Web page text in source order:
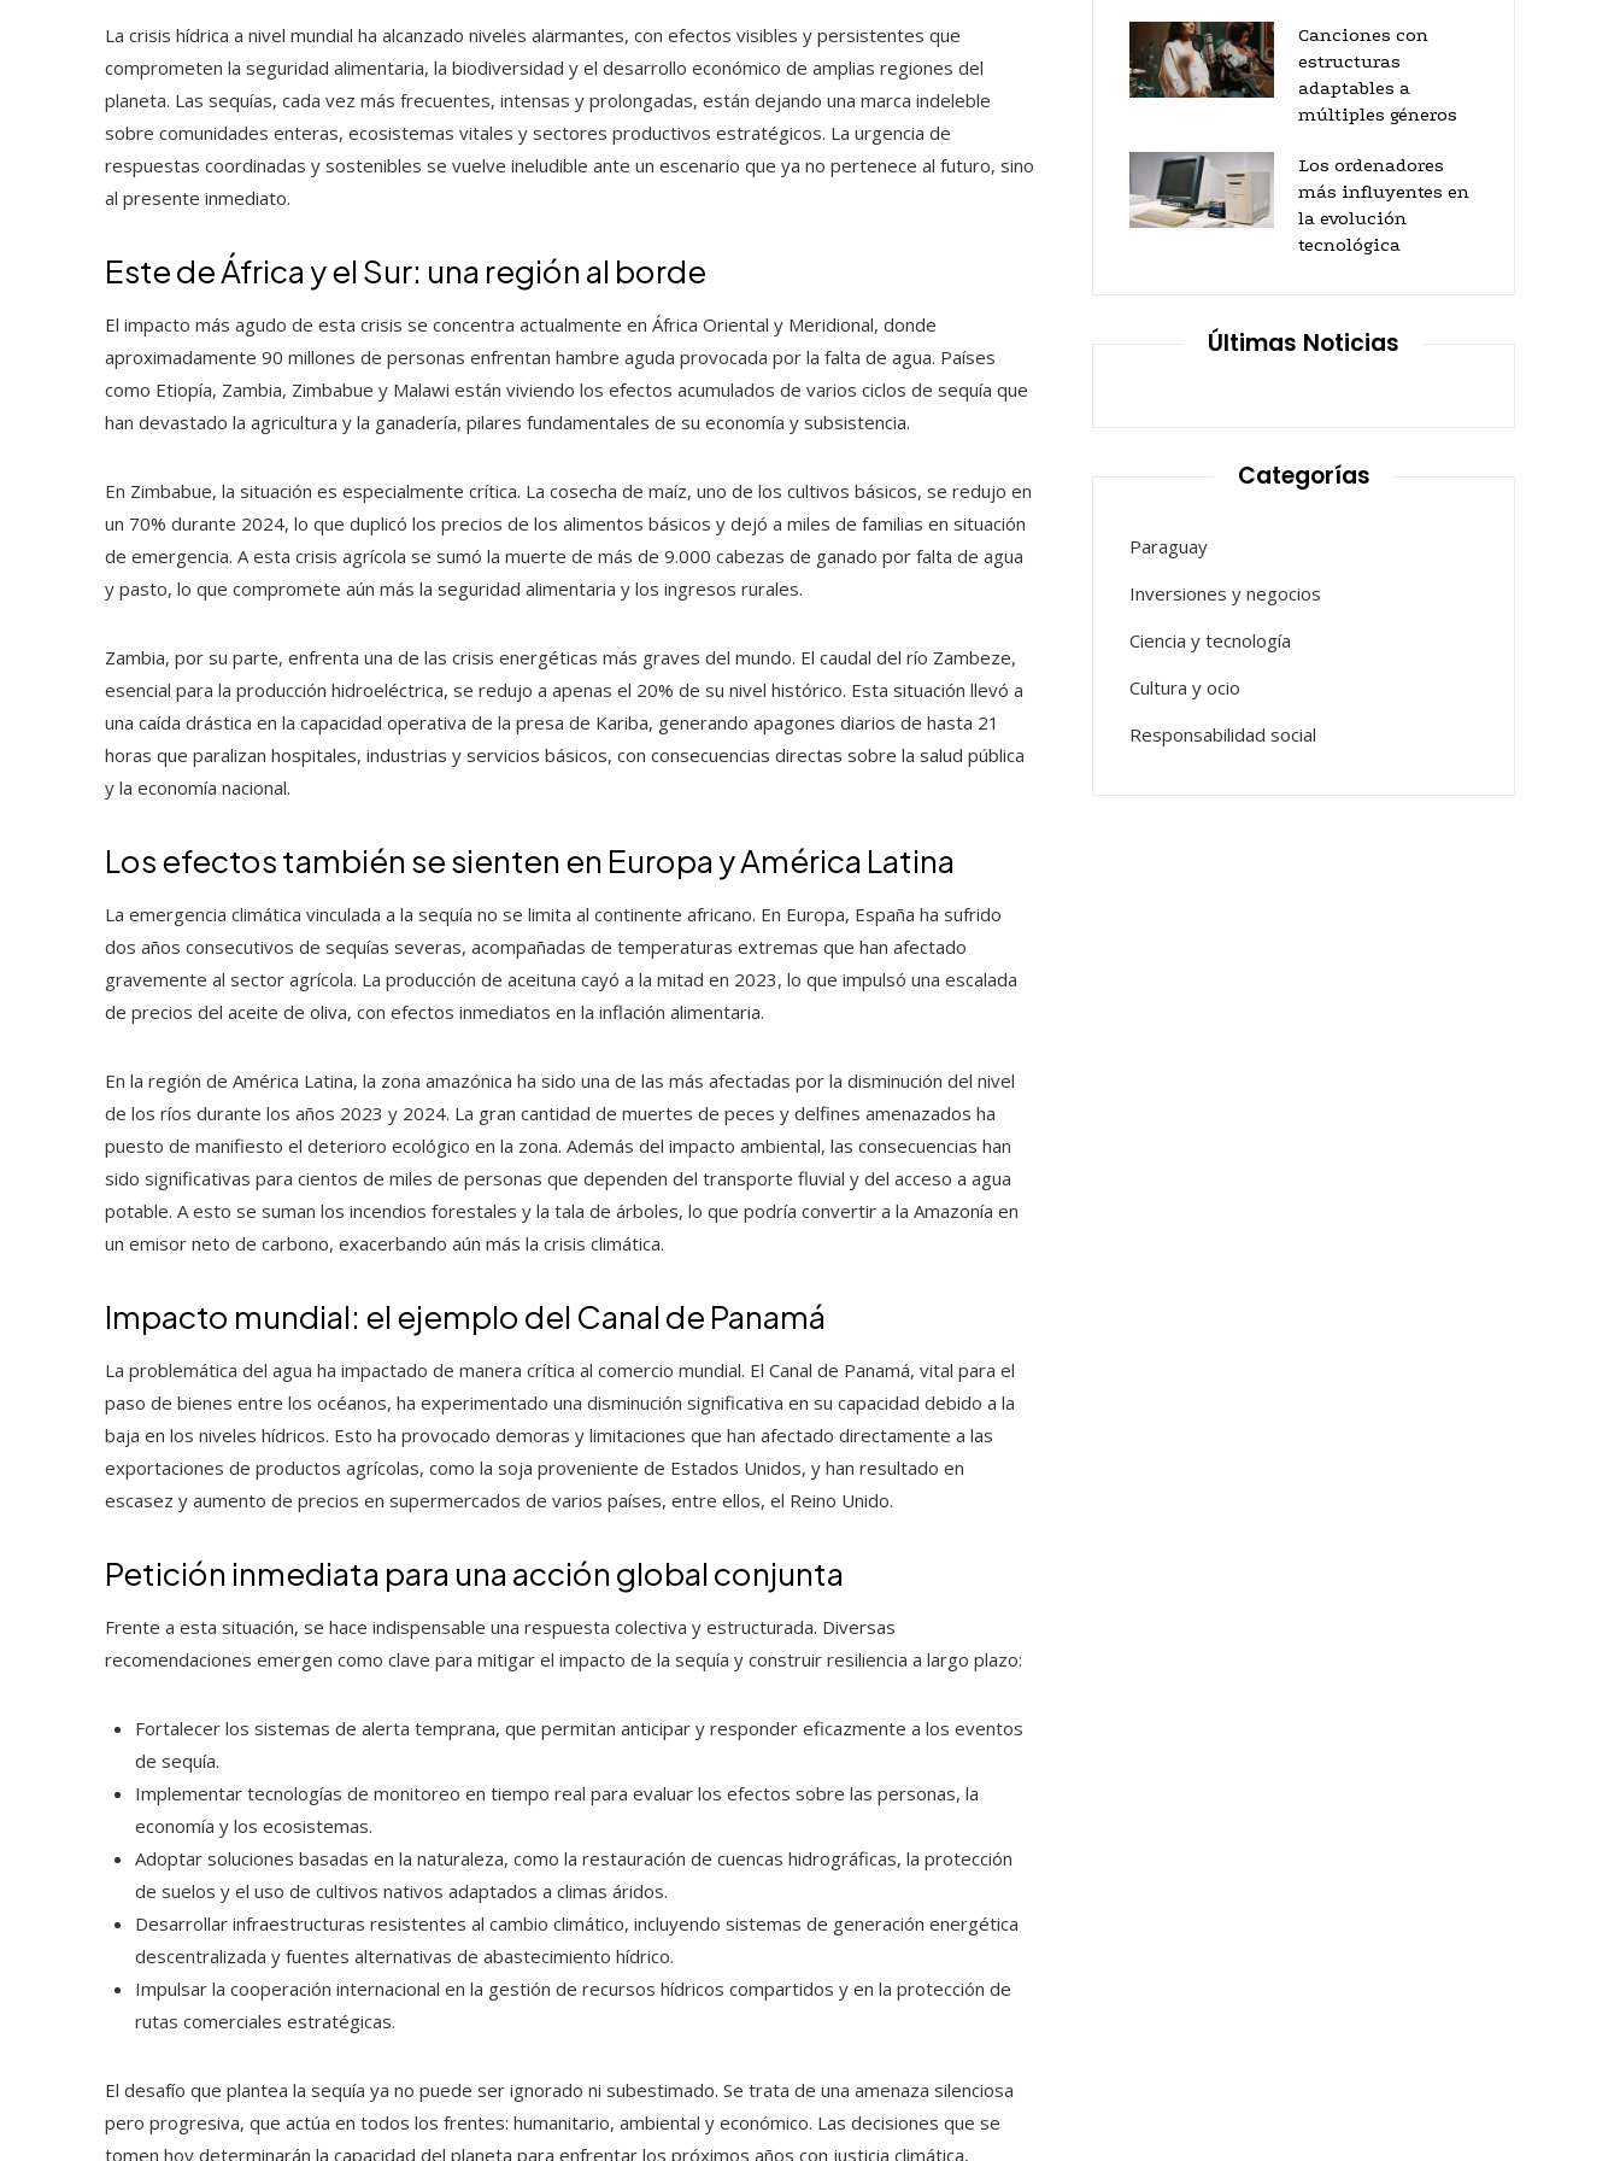
La crisis hídrica a nivel mundial ha alcanzado niveles alarmantes, con efectos visibles y persistentes que
comprometen la seguridad alimentaria, la biodiversidad y el desarrollo económico de amplias regiones del
planeta. Las sequías, cada vez más frecuentes, intensas y prolongadas, están dejando una marca indeleble
sobre comunidades enteras, ecosistemas vitales y sectores productivos estratégicos. La urgencia de
respuestas coordinadas y sostenibles se vuelve ineludible ante un escenario que ya no pertenece al futuro, sino
al presente inmediato.
Este de África y el Sur: una región al borde
El impacto más agudo de esta crisis se concentra actualmente en África Oriental y Meridional, donde
aproximadamente 90 millones de personas enfrentan hambre aguda provocada por la falta de agua. Países
como Etiopía, Zambia, Zimbabue y Malawi están viviendo los efectos acumulados de varios ciclos de sequía que
han devastado la agricultura y la ganadería, pilares fundamentales de su economía y subsistencia.
En Zimbabue, la situación es especialmente crítica. La cosecha de maíz, uno de los cultivos básicos, se redujo en
un 70% durante 2024, lo que duplicó los precios de los alimentos básicos y dejó a miles de familias en situación
de emergencia. A esta crisis agrícola se sumó la muerte de más de 9.000 cabezas de ganado por falta de agua
y pasto, lo que compromete aún más la seguridad alimentaria y los ingresos rurales.
Zambia, por su parte, enfrenta una de las crisis energéticas más graves del mundo. El caudal del río Zambeze,
esencial para la producción hidroeléctrica, se redujo a apenas el 20% de su nivel histórico. Esta situación llevó a
una caída drástica en la capacidad operativa de la presa de Kariba, generando apagones diarios de hasta 21
horas que paralizan hospitales, industrias y servicios básicos, con consecuencias directas sobre la salud pública
y la economía nacional.
Los efectos también se sienten en Europa y América Latina
La emergencia climática vinculada a la sequía no se limita al continente africano. En Europa, España ha sufrido
dos años consecutivos de sequías severas, acompañadas de temperaturas extremas que han afectado
gravemente al sector agrícola. La producción de aceituna cayó a la mitad en 2023, lo que impulsó una escalada
de precios del aceite de oliva, con efectos inmediatos en la inflación alimentaria.
En la región de América Latina, la zona amazónica ha sido una de las más afectadas por la disminución del nivel
de los ríos durante los años 2023 y 2024. La gran cantidad de muertes de peces y delfines amenazados ha
puesto de manifiesto el deterioro ecológico en la zona. Además del impacto ambiental, las consecuencias han
sido significativas para cientos de miles de personas que dependen del transporte fluvial y del acceso a agua
potable. A esto se suman los incendios forestales y la tala de árboles, lo que podría convertir a la Amazonía en
un emisor neto de carbono, exacerbando aún más la crisis climática.
Impacto mundial: el ejemplo del Canal de Panamá
La problemática del agua ha impactado de manera crítica al comercio mundial. El Canal de Panamá, vital para el
paso de bienes entre los océanos, ha experimentado una disminución significativa en su capacidad debido a la
baja en los niveles hídricos. Esto ha provocado demoras y limitaciones que han afectado directamente a las
exportaciones de productos agrícolas, como la soja proveniente de Estados Unidos, y han resultado en
escasez y aumento de precios en supermercados de varios países, entre ellos, el Reino Unido.
Petición inmediata para una acción global conjunta
Frente a esta situación, se hace indispensable una respuesta colectiva y estructurada. Diversas
recomendaciones emergen como clave para mitigar el impacto de la sequía y construir resiliencia a largo plazo:
Fortalecer los sistemas de alerta temprana, que permitan anticipar y responder eficazmente a los eventos
de sequía.
Implementar tecnologías de monitoreo en tiempo real para evaluar los efectos sobre las personas, la
economía y los ecosistemas.
Adoptar soluciones basadas en la naturaleza, como la restauración de cuencas hidrográficas, la protección
de suelos y el uso de cultivos nativos adaptados a climas áridos.
Desarrollar infraestructuras resistentes al cambio climático, incluyendo sistemas de generación energética
descentralizada y fuentes alternativas de abastecimiento hídrico.
Impulsar la cooperación internacional en la gestión de recursos hídricos compartidos y en la protección de
rutas comerciales estratégicas.
El desafío que plantea la sequía ya no puede ser ignorado ni subestimado. Se trata de una amenaza silenciosa
pero progresiva, que actúa en todos los frentes: humanitario, ambiental y económico. Las decisiones que se
tomen hoy determinarán la capacidad del planeta para enfrentar los próximos años con justicia climática,
Canciones con
estructuras
adaptables a
múltiples géneros
Los ordenadores
más influyentes en
la evolución
tecnológica
Últimas Noticias
Categorías
Paraguay
Inversiones y negocios
Ciencia y tecnología
Cultura y ocio
Responsabilidad social